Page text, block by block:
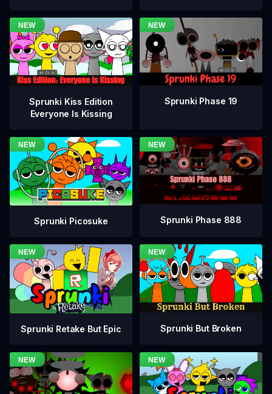
Sprunki Kiss Edition
Everyone Is Kissing
Sprunki Phase 19
Sprunki Picosuke Sprunki Phase 888
Sprunki Retake But Epic Sprunki But Broken